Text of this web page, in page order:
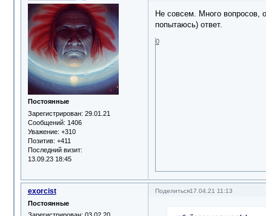
Постоянные
Зарегистрирован: 29.01.21
Сообщений: 1406
Уважение: +310
Позитив: +411
Последний визит:
13.09.23 18:45
Не совсем. Много вопросов,
попытаюсь) ответ.
0
Поделиться17.04.21 11:13
exorcist
Постоянные